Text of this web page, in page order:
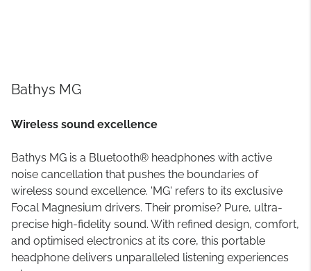
Bathys MG
Wireless sound excellence
Bathys MG is a Bluetooth® headphones with active
noise cancellation that pushes the boundaries of
wireless sound excellence. 'MG' refers to its exclusive
Focal Magnesium drivers. Their promise? Pure, ultra-
precise high-fidelity sound. With refined design, comfort,
and optimised electronics at its core, this portable
headphone delivers unparalleled listening experiences